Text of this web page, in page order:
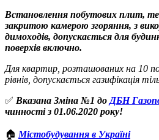
Встановлення побутових плит,
закритою камерою згоряння, з
димоходів, допускається для
поверхів включно.
Для квартир, розташованих на 10
рівнів, допускається газифікація
✅ Вказана Зміна №1 до ДБН
чинності з 01.06.2020 року!
🏠 Містобудування в Україні